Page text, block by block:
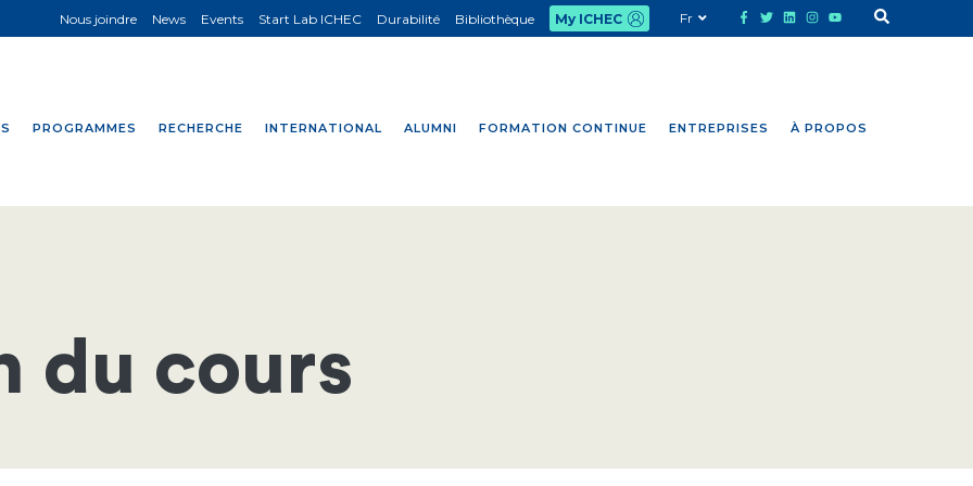
PROGRAMMES RECHERCHE INTERNATIONAL ALUMNI FORMATION CONTINUE ENTREPRISES À PROPOS
Nous joindre News Events Start Lab ICHEC Durabilité Bibliothèque My ICHEC Fr
du cours